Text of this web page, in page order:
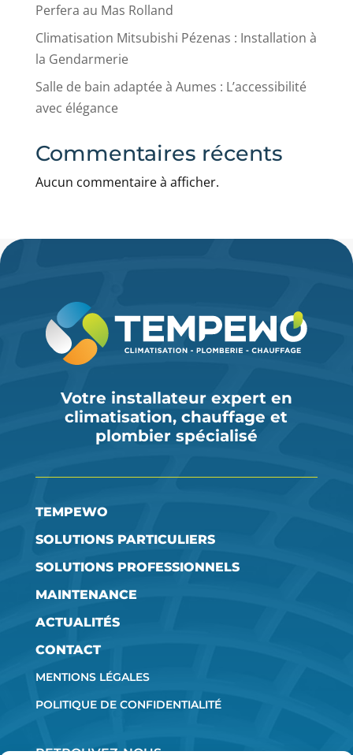
Perfera au Mas Rolland
Climatisation Mitsubishi Pézenas : Installation à
la Gendarmerie
Salle de bain adaptée à Aumes : L’accessibilité
avec élégance
Commentaires récents
Aucun commentaire à afficher.
Votre installateur expert en
climatisation, chauffage et
plombier spécialisé
TEMPEWO
SOLUTIONS PARTICULIERS
SOLUTIONS PROFESSIONNELS
MAINTENANCE
ACTUALITÉS
CONTACT
MENTIONS LÉGALES
POLITIQUE DE CONFIDENTIALITÉ